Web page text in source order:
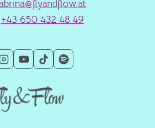
+43 650 432 48 49